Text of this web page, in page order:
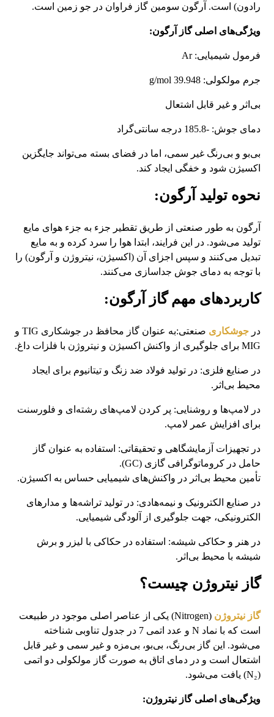
رادون) است. آرگون سومین گاز فراوان در جو زمین است.
ویژگی‌های اصلی گاز آرگون:
فرمول شیمیایی: Ar
جرم مولکولی: 39.948 g/mol
بی‌اثر و غیر قابل اشتعال
دمای جوش: -185.8 درجه سانتی‌گراد
بی‌بو و بی‌رنگ غیر سمی، اما در فضای بسته می‌تواند جایگزین
اکسیژن شود و خفگی ایجاد کند.
نحوه تولید آرگون:
آرگون به‌ طور صنعتی از طریق تقطیر جزء به جزء هوای مایع
تولید می‌شود. در این فرایند، ابتدا هوا را سرد کرده و به مایع
تبدیل می‌کنند و سپس اجزای آن (اکسیژن، نیتروژن و آرگون) را
با توجه به دمای جوش جداسازی می‌کنند.
کاربردهای مهم گاز آرگون:
درجوشکاری
صنعتی:به عنوان گاز محافظ در جوشکاری TIG و
MIG برای جلوگیری از واکنش اکسیژن و نیتروژن با فلزات داغ.
در صنایع فلزی: در تولید فولاد ضد زنگ و تیتانیوم برای ایجاد
محیط بی‌اثر.
در لامپ‌ها و روشنایی: پر کردن لامپ‌های رشته‌ای و فلورسنت
برای افزایش عمر لامپ.
در تجهیزات آزمایشگاهی و تحقیقاتی: استفاده به عنوان گاز
حامل در کروماتوگرافی گازی (GC).
تأمین محیط بی‌اثر در واکنش‌های شیمیایی حساس به اکسیژن.
در صنایع الکترونیک و نیمه‌هادی: در تولید تراشه‌ها و مدارهای
الکترونیکی، جهت جلوگیری از آلودگی شیمیایی.
در هنر و حکاکی شیشه: استفاده در حکاکی با لیزر و برش
شیشه با محیط بی‌اثر.
گاز نیتروژن چیست؟
گاز نیتروژن
(Nitrogen) یکی از عناصر اصلی موجود در طبیعت
است که با نماد N و عدد اتمی 7 در جدول تناوبی شناخته
می‌شود. این گاز بی‌رنگ، بی‌بو، بی‌مزه و غیر سمی و غیر قابل
اشتعال است و در دمای اتاق به صورت گاز مولکولی دو اتمی
(N₂) یافت می‌شود.
ویژگی‌های اصلی گاز نیتروژن: